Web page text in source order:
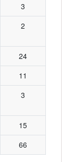
3
2
24
11
3
15
66